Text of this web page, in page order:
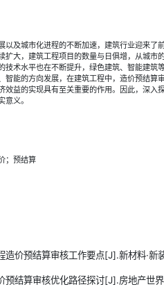
以及城市化进程的不断加速，建筑行业迎来
扩大，建筑工程项目的数量与日俱增，从城市
技术水平也在不断提升，绿色建筑、智能建筑
智能的方向发展，在建筑工程中，造价预结算
效益的实现具有至关重要的作用。因此，深入
义。
；预结算
造价预结算审核工作要点[J].新材料·
预结算审核优化路径探讨[J].房地产世